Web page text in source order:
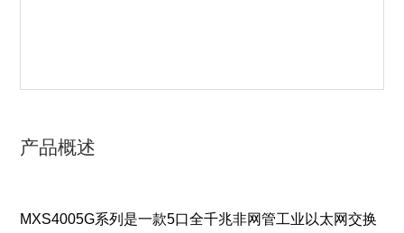
产品概述
MXS4005G系列是一款5口全千兆非网管工业以太网交换